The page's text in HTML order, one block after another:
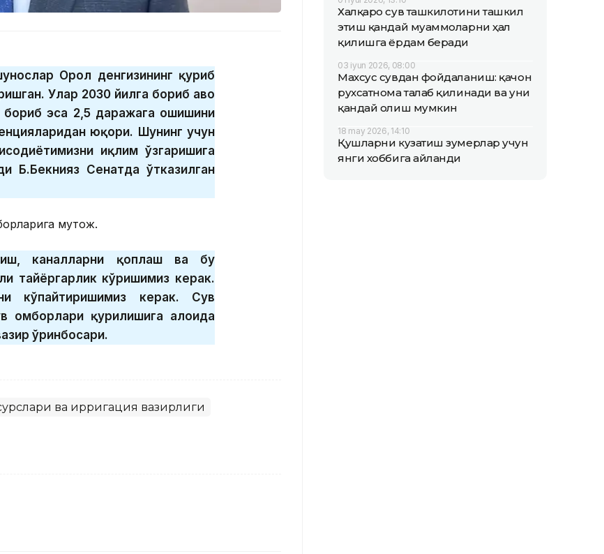
Орол денгизининг қуриб
Улар 2030 йилга бориб ҳаво
бориб эса 2,5 даражага ошишини
юқори. Шунинг учун
иқлим ўзгаришига
Б.Бекнияз Сенатда ўтказилган
муҳтож.
каналларни қоплаш ва бу
тайёргарлик кўришимиз керак.
кўпайтиришимиз керак. Сув
омборлари қурилишига алоҳида
ўринбосари.
ва ирригация вазирлиги
Халқаро сув ташкилотини ташкил
этиш қандай муаммоларни ҳал
қилишга ёрдам беради
03 iyun 2026, 08:00
Махсус сувдан фойдаланиш: қачон
рухсатнома талаб қилинади ва уни
қандай олиш мумкин
18 may 2026, 14:10
Қушларни кузатиш зумерлар учун
янги хоббига айланди